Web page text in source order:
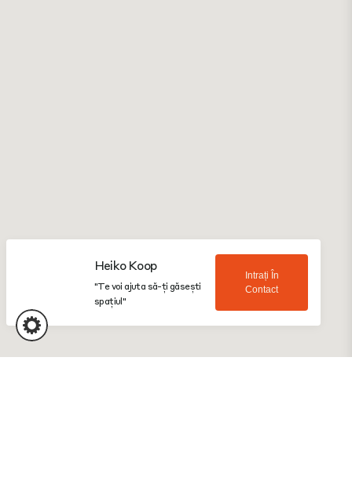
Heiko Koop
"Te voi ajuta să-ți găsești
spațiul"
Intrați În
Contact